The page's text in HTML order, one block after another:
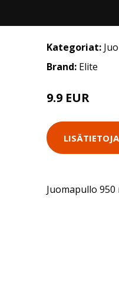
Kategoriat:
Brand: Elite
9.9 EUR
LISÄTIETOJA
Juomapullo 950